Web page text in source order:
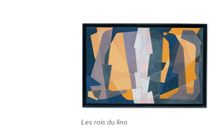
Les rois du lino